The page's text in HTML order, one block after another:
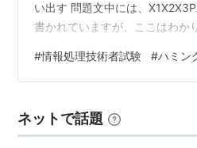
い出す 問題文中には、
書かれていますが、ここはわか
（XOR）が0になるよう、デー
の全組合せを書いてみます。
問題文に書いている式の通り計
認しました。 ノートで考えて
#情報処理技術者試験 #ハミン
ネットで話題